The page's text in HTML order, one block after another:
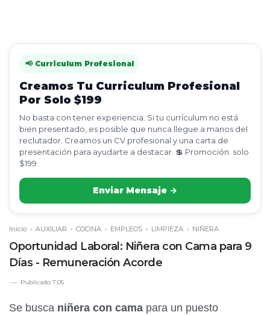
📢 Curriculum Profesional
Creamos Tu Curriculum Profesional
Por Solo $199
No basta con tener experiencia. Si tu currículum no está
bien presentado, es posible que nunca llegue a manos del
reclutador. Creamos un CV profesional y una carta de
presentación para ayudarte a destacar. 💲 Promoción: solo
$199.
Enviar Mensaje →
Inicio › AUXILIAR › COCINA › EMPLEOS › LIMPIEZA › NIÑERA
Oportunidad Laboral: Niñera con Cama para 9
Días - Remuneración Acorde
Publicado 7:05
Se busca niñera con cama para un puesto